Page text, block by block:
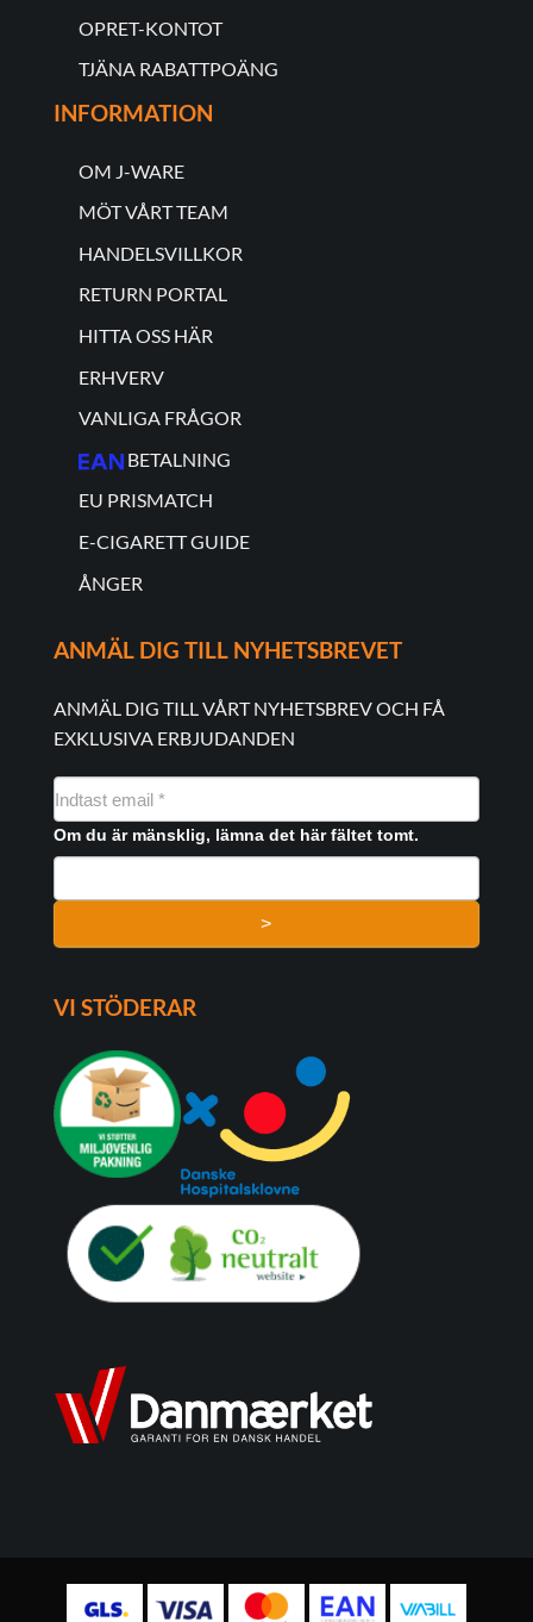
OPRET-KONTOT
TJÄNA RABATTPOÄNG
INFORMATION
OM J-WARE
MÖT VÅRT TEAM
HANDELSVILLKOR
RETURN PORTAL
HITTA OSS HÄR
ERHVERV
VANLIGA FRÅGOR
BETALNING
EU PRISMATCH
E-CIGARETT GUIDE
ÅNGER
ANMÄL DIG TILL NYHETSBREVET
ANMÄL DIG TILL VÅRT NYHETSBREV OCH FÅ
EXKLUSIVA ERBJUDANDEN
NYHEDSMAIL
FORMULAR
Om du är mänsklig, lämna det här fältet tomt.
>
VI STÖDERAR